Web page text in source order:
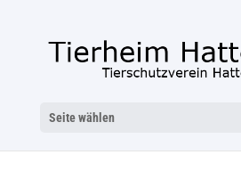
Seite wählen